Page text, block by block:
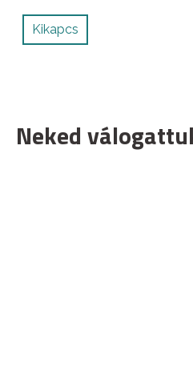
Kikapcs
Neked